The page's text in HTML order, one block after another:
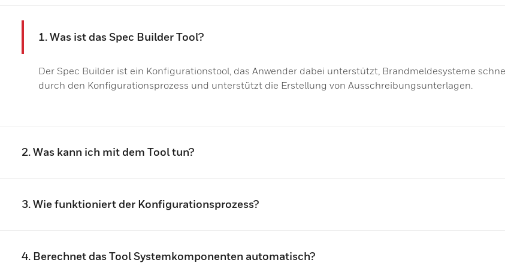
1. Was ist das Spec Builder Tool?
Der Spec Builder ist ein Konfigurationstool, das Anwender dabei unterstützt, Brandmeldesysteme
durch den Konfigurationsprozess und unterstützt die Erstellung von Ausschreibungsunterlagen.
2. Was kann ich mit dem Tool tun?
3. Wie funktioniert der Konfigurationsprozess?
4. Berechnet das Tool Systemkomponenten automatisch?